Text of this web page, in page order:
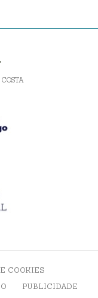
COSTA
COOKIES
PUBLICIDADE